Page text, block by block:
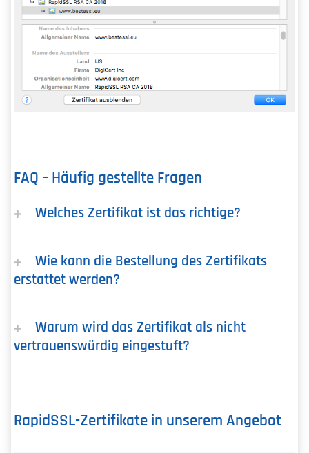
FAQ – Häufig gestellte Fragen
Welches Zertifikat ist das richtige?
Wie kann die Bestellung des Zertifikats
erstattet werden?
Warum wird das Zertifikat als nicht
vertrauenswürdig eingestuft?
RapidSSL-Zertifikate in unserem Angebot